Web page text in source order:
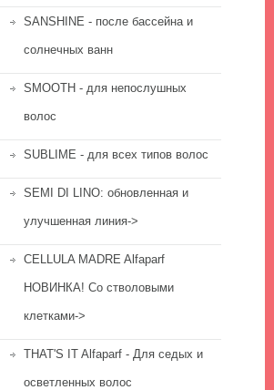
SANSHINE - после бассейна и
солнечных ванн
SMOOTH - для непослушных
волос
SUBLIME - для всех типов волос
SEMI DI LINO: обновленная и
улучшенная линия->
CELLULA MADRE Alfaparf
НОВИНКА! Со стволовыми
клетками->
THAT'S IT Alfaparf - Для седых и
осветленных волос